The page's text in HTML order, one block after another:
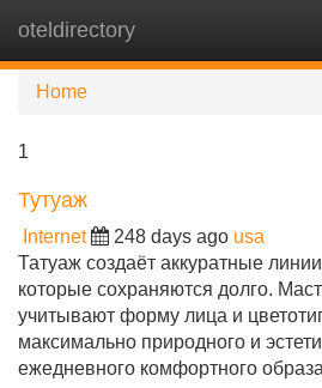
oteldirectory
Home
1
Тутуаж
Internet 248 days ago usa
Татуаж создаёт аккуратные
которые сохраняются долго.
учитывают форму лица и
максимально природного и
ежедневного комфортного